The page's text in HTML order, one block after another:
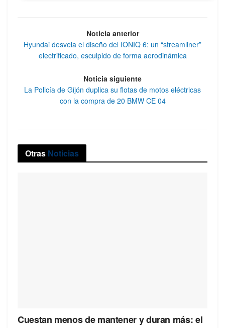
Noticia anterior
Hyundai desvela el diseño del IONIQ 6: un “streamliner”
electrificado, esculpido de forma aerodinámica
Noticia siguiente
La Policía de Gijón duplica su flotas de motos eléctricas
con la compra de 20 BMW CE 04
Otras Noticias
Cuestan menos de mantener y duran más: el